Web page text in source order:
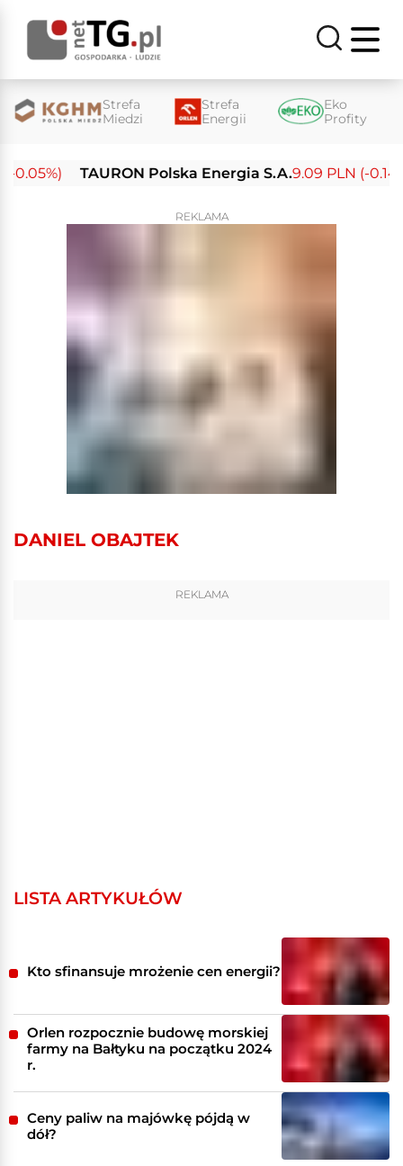
Strefa
Miedzi
Strefa
Energii
Eko
Profity
TAURON Polska Energia S.A.9.09 PLN (-0.14%)
REKLAMA
DANIEL OBAJTEK
REKLAMA
LISTA ARTYKUŁÓW
Kto sfinansuje mrożenie cen energii?
Orlen rozpocznie budowę morskiej
farmy na Bałtyku na początku 2024
r.
Ceny paliw na majówkę pójdą w
dół?